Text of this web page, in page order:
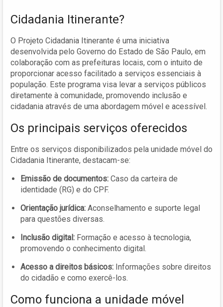
Cidadania Itinerante?
O Projeto Cidadania Itinerante é uma iniciativa
desenvolvida pelo Governo do Estado de São Paulo, em
colaboração com as prefeituras locais, com o intuito de
proporcionar acesso facilitado a serviços essenciais à
população. Este programa visa levar a serviços públicos
diretamente à comunidade, promovendo inclusão e
cidadania através de uma abordagem móvel e acessível.
Os principais serviços oferecidos
Entre os serviços disponibilizados pela unidade móvel do
Cidadania Itinerante, destacam-se:
Emissão de documentos: Caso da carteira de
identidade (RG) e do CPF.
Orientação jurídica: Aconselhamento e suporte legal
para questões diversas.
Inclusão digital: Formação e acesso à tecnologia,
promovendo o conhecimento digital.
Acesso a direitos básicos: Informações sobre direitos
do cidadão e como exercê-los.
Como funciona a unidade móvel